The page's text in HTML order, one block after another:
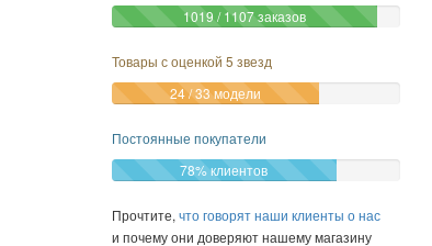
Нам верят
Успешные покупки
1019 / 1107 заказов
Товары с оценкой 5 звезд
24 / 33 модели
Постоянные покупатели